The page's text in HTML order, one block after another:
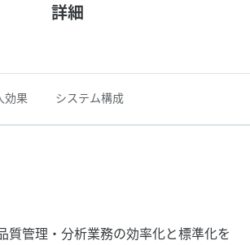
詳細
効果 システム構成
質管理・分析業務の効率化と標準化を